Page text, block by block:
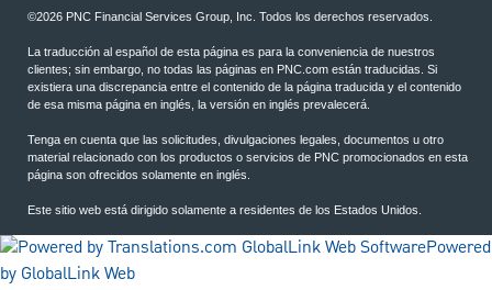
©2026 PNC Financial Services Group, Inc. Todos los derechos reservados.
La traducción al español de esta página es para la conveniencia de nuestros
clientes; sin embargo, no todas las páginas en PNC.com están traducidas. Si
existiera una discrepancia entre el contenido de la página traducida y el contenido
de esa misma página en inglés, la versión en inglés prevalecerá.
Tenga en cuenta que las solicitudes, divulgaciones legales, documentos u otro
material relacionado con los productos o servicios de PNC promocionados en esta
página son ofrecidos solamente en inglés.
Este sitio web está dirigido solamente a residentes de los Estados Unidos.
Powered
by GlobalLink Web